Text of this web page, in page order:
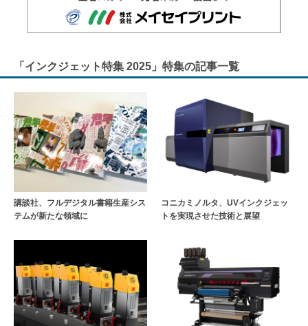
「インクジェット特集 2025」特集の記事一覧
講談社、フルデジタル書籍生産シス
テムが新たな領域に
コニカミノルタ、UVインクジェッ
トを実現させた技術と展望